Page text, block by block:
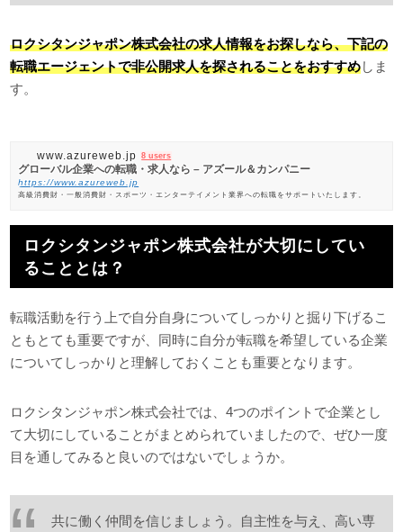
ロクシタンジャポン株式会社の求人情報をお探しなら、下記の
転職エージェントで非公開求人を探されることをおすすめしま
す。
www.azureweb.jp 8 users
グローバル企業への転職・求人なら – アズール＆カンパニー
https://www.azureweb.jp
高級消費財・一般消費財・スポーツ・エンターテイメント業界への転職をサポートいたします。
ロクシタンジャポン株式会社が大切にしてい
ることとは？
転職活動を行う上で自分自身についてしっかりと掘り下げるこ
ともとても重要ですが、同時に自分が転職を希望している企業
についてしっかりと理解しておくことも重要となります。
ロクシタンジャポン株式会社では、4つのポイントで企業とし
て大切にしていることがまとめられていましたので、ぜひ一度
目を通してみると良いのではないでしょうか。
共に働く仲間を信じましょう。自主性を与え、高い専